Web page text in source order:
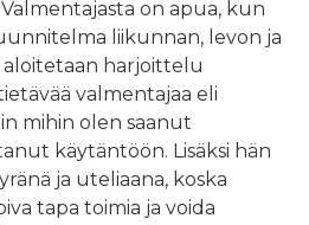
on apua, kun
liikunnan, levon ja
aloitetaan harjoittelu
valmentajaa eli
mihin olen saanut
käytäntöön. Lisäksi hän
ja uteliaana, koska
tapa toimia ja voida